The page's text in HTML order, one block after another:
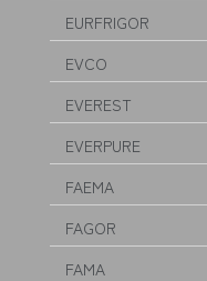
EURFRIGOR
EVCO
EVEREST
EVERPURE
FAEMA
FAGOR
FAMA